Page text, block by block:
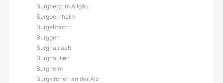
Burgberg im Allgäu
Burgbernheim
Burgebrach
Burggen
Burghaslach
Burghausen
Burgheim
Burgkirchen an der Alz